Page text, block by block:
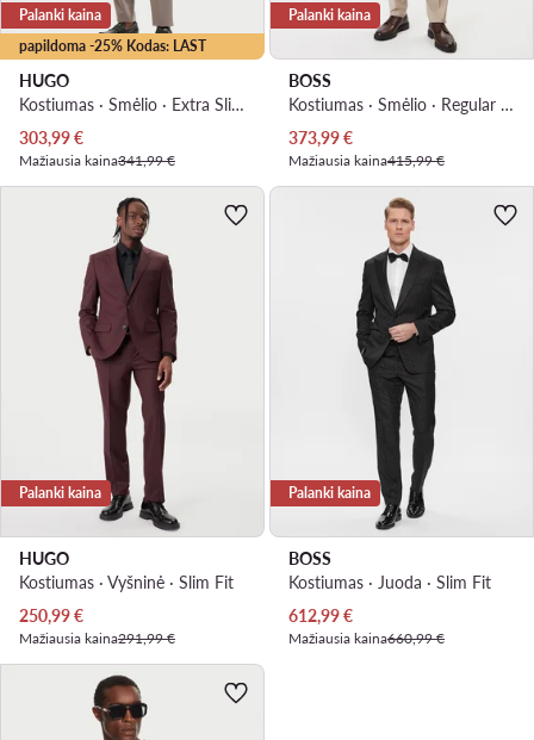
papildoma -25% Kodas: LAST
Palanki kaina
HUGO
Kostiumas · Smėlio · Extra Slim Fit
Dabartinė kaina
303,99€
Mažiausia kaina341,99 €
Palanki kaina
BOSS
Kostiumas · Smėlio · Regular Fit
Dabartinė kaina
373,99€
Mažiausia kaina415,99 €
Palanki kaina
HUGO
Kostiumas · Vyšninė · Slim Fit
Dabartinė kaina
250,99€
Mažiausia kaina291,99 €
Palanki kaina
BOSS
Kostiumas · Juoda · Slim Fit
Dabartinė kaina
612,99€
Mažiausia kaina660,99 €